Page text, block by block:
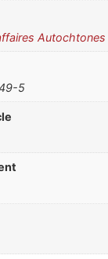
Autochtones
5